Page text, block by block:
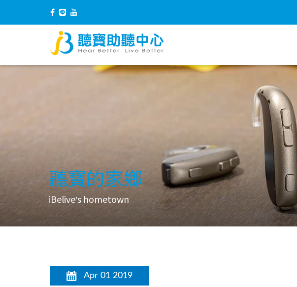
聽寶的家鄉
iBelive’s hometown
Apr 01 2019